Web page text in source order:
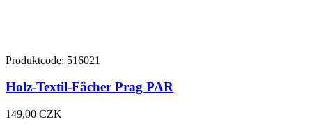
Produktcode: 516021
Holz-Textil-Fächer Prag PAR
149,00 CZK